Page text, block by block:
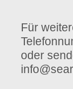
Für
oder